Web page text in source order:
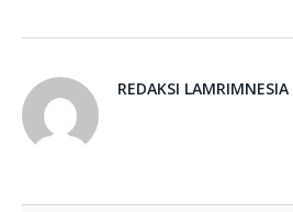
REDAKSI LAMRIMNESIA